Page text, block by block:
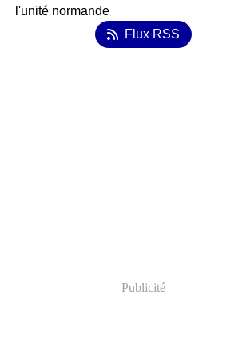
Flux RSS
Publicité